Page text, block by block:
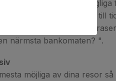
men också: vardagliga
samt siffror upp till
transport, och korta
närmsta bankomaten? ".
möjliga av dina resor